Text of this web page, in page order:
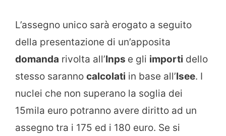
L’assegno unico sarà erogato a seguito
della presentazione di un’apposita
domanda rivolta all’Inps e gli importi dello
stesso saranno calcolati in base all’Isee. I
nuclei che non superano la soglia dei
15mila euro potranno avere diritto ad un
assegno tra i 175 ed i 180 euro. Se si